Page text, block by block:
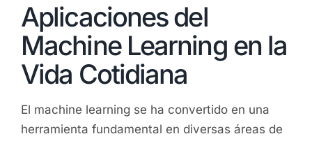
Aplicaciones del
Machine Learning en la
Vida Cotidiana
El machine learning se ha convertido en una
herramienta fundamental en diversas áreas de